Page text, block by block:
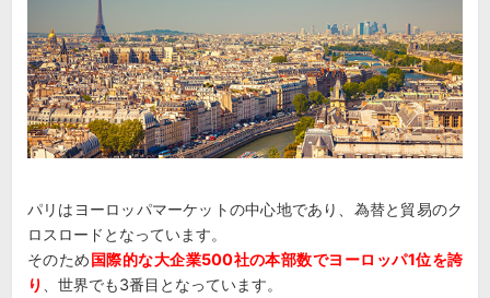
パリはヨーロッパマーケットの中心地であり、為替と貿易のク
ロスロードとなっています。
そのため国際的な大企業500社の本部数でヨーロッパ1位を誇
り
、世界でも3番目となっています。